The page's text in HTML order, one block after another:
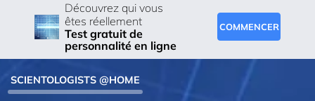
Découvrez qui vous
êtes réellement
Test gratuit de
personnalité en ligne
COMMENCER
SCIENTOLOGISTS @HOME